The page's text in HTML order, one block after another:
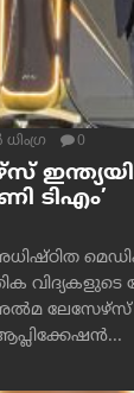
0
ടിഎം’
വിദ്യകളുടെ
ലേസേഴ്സ്